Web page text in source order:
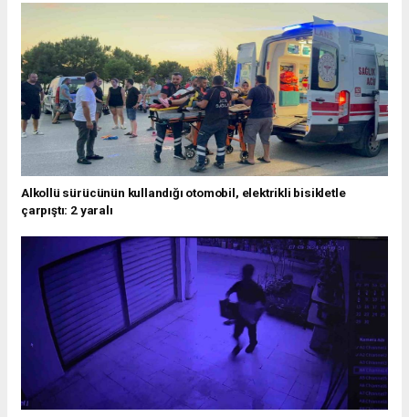
Alkollü sürücünün kullandığı otomobil, elektrikli bisikletle
çarpıştı: 2 yaralı